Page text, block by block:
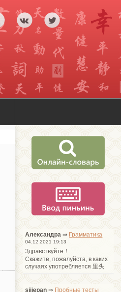
Александра ⇒ Грамматика
04.12.2021 19:13
Здравствуйте！
Cкажите, пожалуйста, в каких
случаях употребляется 里头
sijiepan ⇒ Пробные тесты